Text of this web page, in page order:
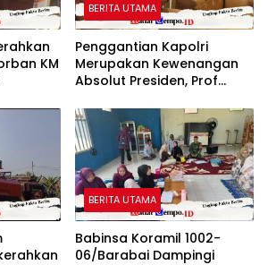
KM
BERITA UTAMA
Penggantian Kapolri
Merupakan Kewenangan
Absolut Presiden, Prof
Pemberantasan Korupsi
Justru Melemah
BERITA UTAMA
Babinsa Koramil 1002-
06/Barabai Dampingi